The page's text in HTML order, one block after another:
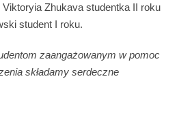
Zhukava studentka II roku
student I roku.
zaangażowanym w pomoc
składamy serdeczne